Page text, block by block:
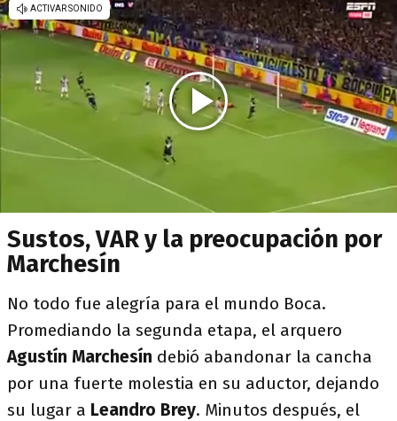
Sustos, VAR y la preocupación por
Marchesín
No todo fue alegría para el mundo Boca.
Promediando la segunda etapa, el arquero
Agustín Marchesín debió abandonar la cancha
por una fuerte molestia en su aductor, dejando
su lugar a Leandro Brey. Minutos después, el